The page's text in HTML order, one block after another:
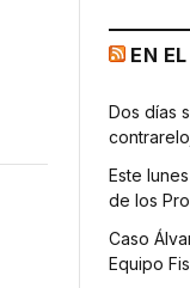
EN
Dos días
Este
de los
Caso
Equipo